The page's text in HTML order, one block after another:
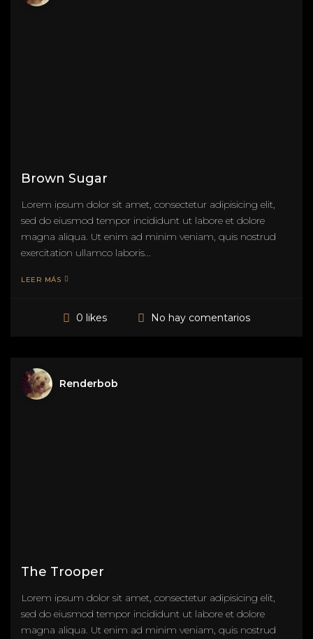
Brown Sugar
Lorem ipsum dolor sit amet, consectetur adipisicing elit,
sed do eiusmod tempor incididunt ut labore et dolore
magna aliqua. Ut enim ad minim veniam, quis nostrud
exercitation ullamco laboris...
LEER MÁS
0 likes No hay comentarios
Renderbob
The Trooper
Lorem ipsum dolor sit amet, consectetur adipisicing elit,
sed do eiusmod tempor incididunt ut labore et dolore
magna aliqua. Ut enim ad minim veniam, quis nostrud